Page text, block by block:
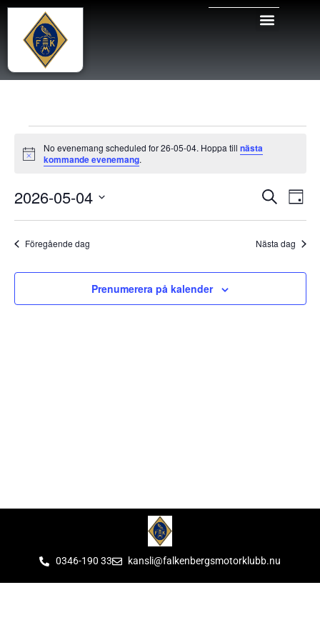
Notis
No evenemang scheduled for 26-05-04. Hoppa till nästa
kommande evenemang.
and
Sök Dag
2026-05-04
datum.
Föregående dag Nästa dag
Prenumerera på kalender
0346-190 33 kansli@falkenbergsmotorklubb.nu